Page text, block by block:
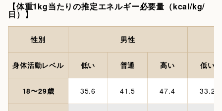
【体重1kg当たりの推定エネルギー必要量（kcal/kg/
日）】
性別 男性
身体活動レベル 低い 普通 高い 低い
18〜29歳 35.6 41.5 47.4 33.2